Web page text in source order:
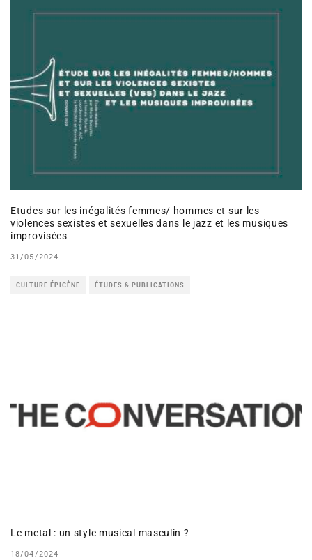
Etudes sur les inégalités femmes/ hommes et sur les
violences sexistes et sexuelles dans le jazz et les musiques
improvisées
31/05/2024
CULTURE ÉPICÈNE ÉTUDES & PUBLICATIONS
Le metal : un style musical masculin ?
18/04/2024